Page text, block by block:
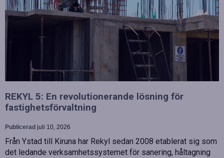
REKYL 5: En revolutionerande lösning för
fastighetsförvaltning
Publicerad juli 10, 2026
Från Ystad till Kiruna har Rekyl sedan 2008 etablerat sig som
det ledande verksamhetssystemet för sanering, håltagning